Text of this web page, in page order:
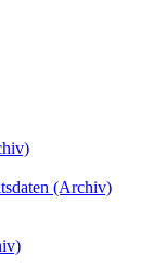
(Archiv)